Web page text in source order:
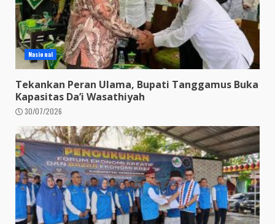
Nasional
Tekankan Peran Ulama, Bupati Tanggamus Buka
Kapasitas Da’i Wasathiyah
30/07/2026